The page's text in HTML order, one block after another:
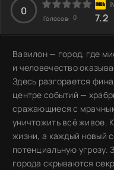
0
Голосов: 0 7.2
Вавилон — город, где
и человечество
Здесь разгорается
центре событий —
сражающиеся с
уничтожить всё живое.
жизни, а каждый новый
потенциальную угрозу.
города скрываются